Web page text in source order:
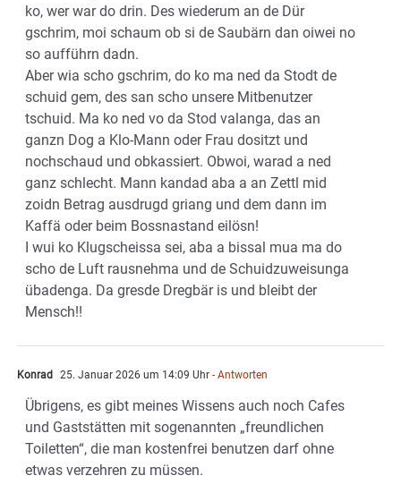
ko, wer war do drin. Des wiederum an de Dür
gschrim, moi schaum ob si de Saubärn dan oiwei no
so aufführn dadn.
Aber wia scho gschrim, do ko ma ned da Stodt de
schuid gem, des san scho unsere Mitbenutzer
tschuid. Ma ko ned vo da Stod valanga, das an
ganzn Dog a Klo-Mann oder Frau dositzt und
nochschaud und obkassiert. Obwoi, warad a ned
ganz schlecht. Mann kandad aba a an Zettl mid
zoidn Betrag ausdrugd griang und dem dann im
Kaffä oder beim Bossnastand eilösn!
I wui ko Klugscheissa sei, aba a bissal mua ma do
scho de Luft rausnehma und de Schuidzuweisunga
übadenga. Da gresde Dregbär is und bleibt der
Mensch!!
Konrad 25. Januar 2026 um 14:09 Uhr - Antworten
Übrigens, es gibt meines Wissens auch noch Cafes
und Gaststätten mit sogenannten „freundlichen
Toiletten“, die man kostenfrei benutzen darf ohne
etwas verzehren zu müssen.